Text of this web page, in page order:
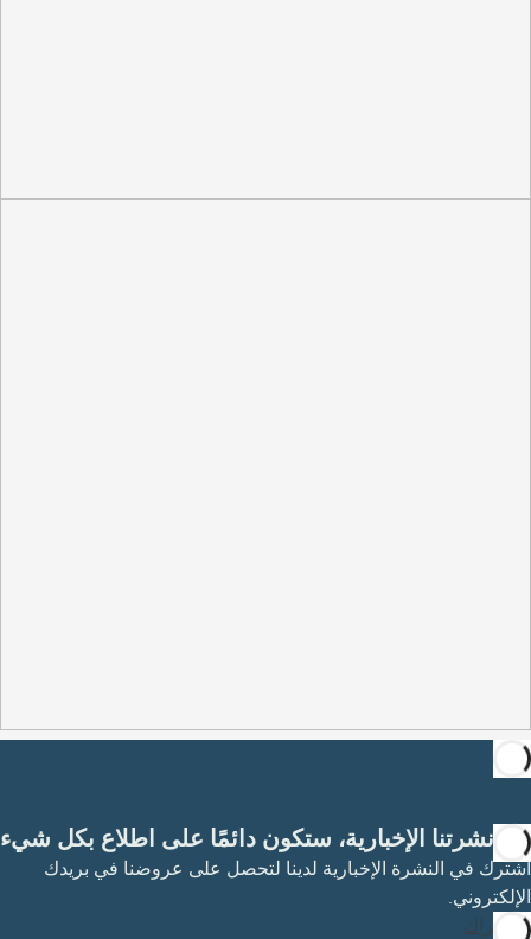
مع نشرتنا الإخبارية، ستكون دائمًا على اطلاع بكل شيء
اشترك في النشرة الإخبارية لدينا لتحصل على عروضنا في بريدك
الإلكتروني.
الاشتراك